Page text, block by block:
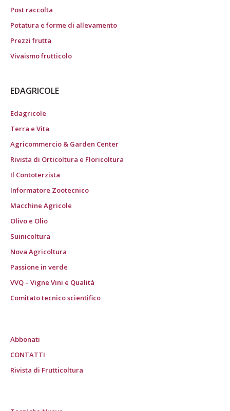
Post raccolta
Potatura e forme di allevamento
Prezzi frutta
Vivaismo frutticolo
EDAGRICOLE
Edagricole
Terra e Vita
Agricommercio & Garden Center
Rivista di Orticoltura e Floricoltura
Il Contoterzista
Informatore Zootecnico
Macchine Agricole
Olivo e Olio
Suinicoltura
Nova Agricoltura
Passione in verde
VVQ – Vigne Vini e Qualità
Comitato tecnico scientifico
Abbonati
CONTATTI
Rivista di Frutticoltura